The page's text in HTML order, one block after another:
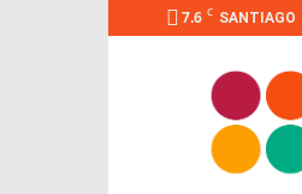
7.6 C SANTIAGO